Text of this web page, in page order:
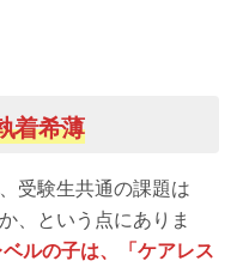
着希薄
受験生共通の課題は
、という点にありま
ルの子は、「ケアレス